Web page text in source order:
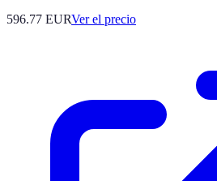
596.77 EURVer el precio